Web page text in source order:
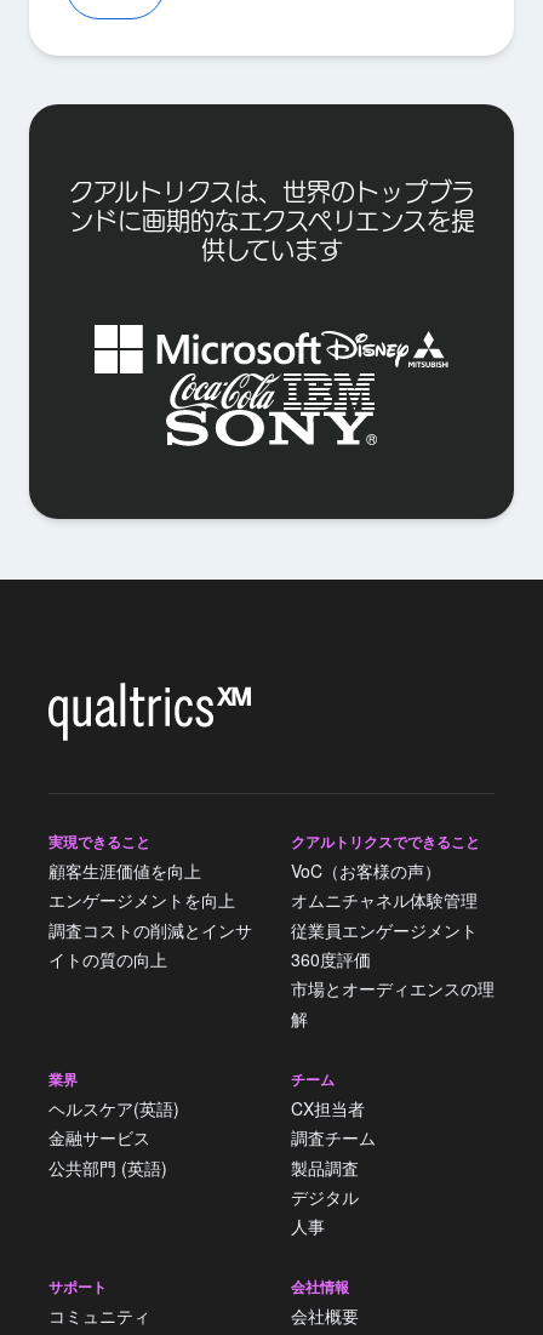
クアルトリクスは、世界のトップブラ
ンドに画期的なエクスペリエンスを提
供しています
実現できること
顧客生涯価値を向上
エンゲージメントを向上
調査コストの削減とインサ
イトの質の向上
クアルトリクスでできること
VoC（お客様の声）
オムニチャネル体験管理
従業員エンゲージメント
360度評価
市場とオーディエンスの理
解
業界
ヘルスケア(英語)
金融サービス
公共部門 (英語)
チーム
CX担当者
調査チーム
製品調査
デジタル
人事
サポート
コミュニティ
会社情報
会社概要